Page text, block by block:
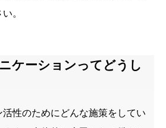
。
ケーションってどうし
性のためにどんな施策をしてい